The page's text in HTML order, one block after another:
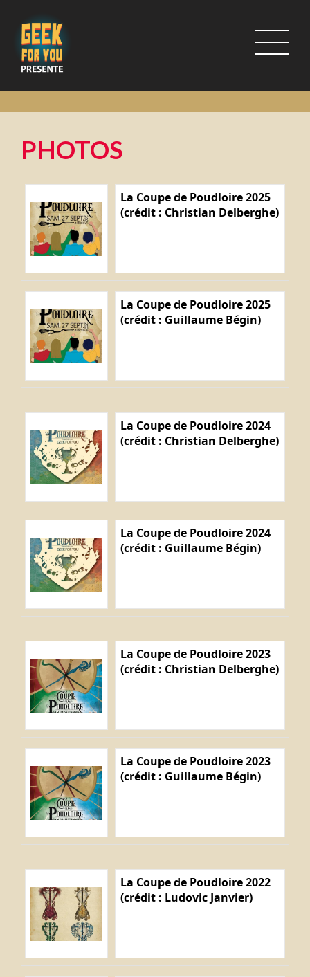
PHOTOS
La Coupe de Poudloire 2025
(crédit : Christian Delberghe)
La Coupe de Poudloire 2025
(crédit : Guillaume Bégin)
La Coupe de Poudloire 2024
(crédit : Christian Delberghe)
La Coupe de Poudloire 2024
(crédit : Guillaume Bégin)
La Coupe de Poudloire 2023
(crédit : Christian Delberghe)
La Coupe de Poudloire 2023
(crédit : Guillaume Bégin)
La Coupe de Poudloire 2022
(crédit : Ludovic Janvier)